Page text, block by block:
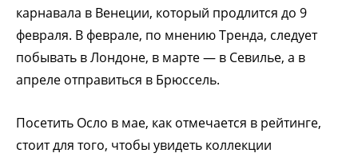
карнавала в Венеции, который продлится до 9
февраля. В феврале, по мнению Тренда, следует
побывать в Лондоне, в марте — в Севилье, а в
апреле отправиться в Брюссель.
Посетить Осло в мае, как отмечается в рейтинге,
стоит для того, чтобы увидеть коллекции